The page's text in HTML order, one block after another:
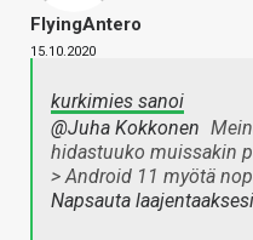
FlyingAntero
15.10.2020
kurkimies sanoi
@Juha Kokkonen
hidastuuko muissakin
> Android 11 myötä
Napsauta